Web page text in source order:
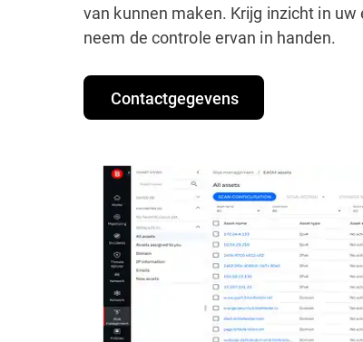
van kunnen maken. Krijg inzicht in
neem de controle ervan in handen.
Contactgegevens